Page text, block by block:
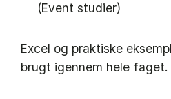
(Event studier)
Excel og praktiske
brugt igennem hele faget.